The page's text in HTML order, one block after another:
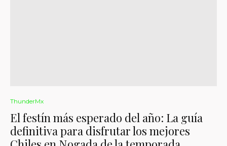
ThunderMx
El festín más esperado del año: La guía
definitiva para disfrutar los mejores